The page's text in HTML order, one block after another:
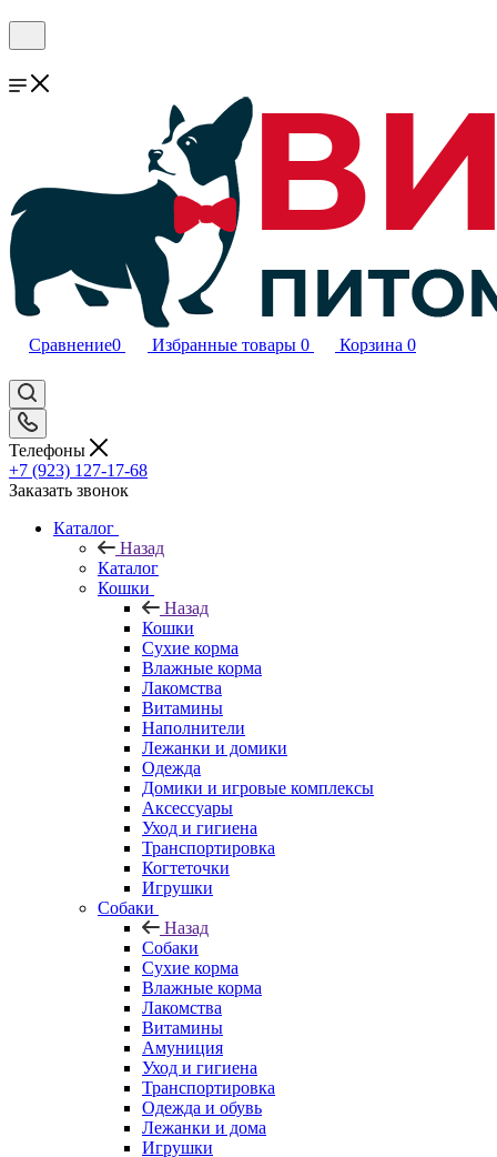
Сравнение0 Избранные товары 0 Корзина 0
Телефоны
+7 (923) 127-17-68
Заказать звонок
Каталог
Назад
Каталог
Кошки
Назад
Кошки
Сухие корма
Влажные корма
Лакомства
Витамины
Наполнители
Лежанки и домики
Одежда
Домики и игровые комплексы
Аксессуары
Уход и гигиена
Транспортировка
Когтеточки
Игрушки
Собаки
Назад
Собаки
Сухие корма
Влажные корма
Лакомства
Витамины
Амуниция
Уход и гигиена
Транспортировка
Одежда и обувь
Лежанки и дома
Игрушки